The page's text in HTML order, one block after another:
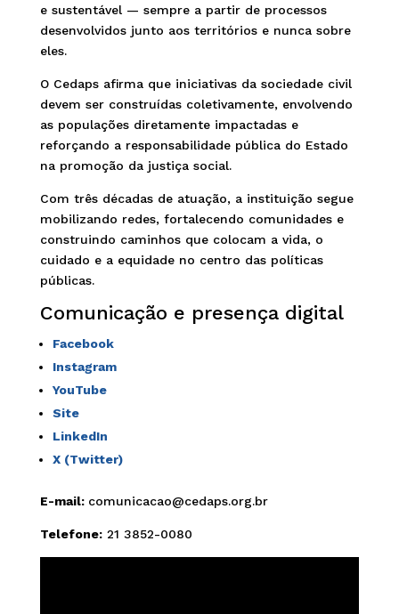
e sustentável — sempre a partir de processos
desenvolvidos junto aos territórios e nunca sobre
eles.
O Cedaps afirma que iniciativas da sociedade civil
devem ser construídas coletivamente, envolvendo
as populações diretamente impactadas e
reforçando a responsabilidade pública do Estado
na promoção da justiça social.
Com três décadas de atuação, a instituição segue
mobilizando redes, fortalecendo comunidades e
construindo caminhos que colocam a vida, o
cuidado e a equidade no centro das políticas
públicas.
Comunicação e presença digital
Facebook
Instagram
YouTube
Site
LinkedIn
X (Twitter)
E-mail: comunicacao@cedaps.org.br
Telefone:21 3852-0080